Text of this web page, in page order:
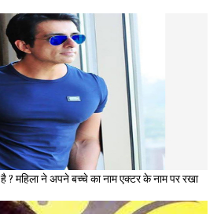
का सबसे बड़ा अवॉर्ड क्या है ? महिला ने अपने बच्चे का नाम एक्टर के नाम पर रखा